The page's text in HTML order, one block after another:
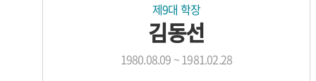
제9대 학장
김동선
1980.08.09 ~ 1981.02.28